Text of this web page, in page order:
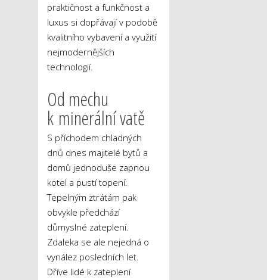
praktičnost a funkčnost a
luxus si dopřávají v podobě
kvalitního vybavení a využití
nejmodernějších
technologií.
Od mechu
k minerální vatě
S příchodem chladných
dnů dnes majitelé bytů a
domů jednoduše zapnou
kotel a pustí topení.
Tepelným ztrátám pak
obvykle předchází
důmyslné zateplení.
Zdaleka se ale nejedná o
vynález posledních let.
Dříve lidé k zateplení